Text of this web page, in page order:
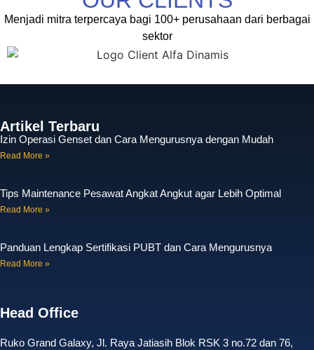
Menjadi mitra terpercaya bagi 100+ perusahaan dari berbagai
sektor
Artikel Terbaru
Izin Operasi Genset dan Cara Mengurusnya dengan Mudah
Read More »
Tips Maintenance Pesawat Angkat Angkut agar Lebih Optimal
Read More »
Panduan Lengkap Sertifikasi PUBT dan Cara Mengurusnya
Read More »
Head Office
Ruko Grand Galaxy, Jl. Raya Jatiasih Blok RSK 3 no.72 dan 76,